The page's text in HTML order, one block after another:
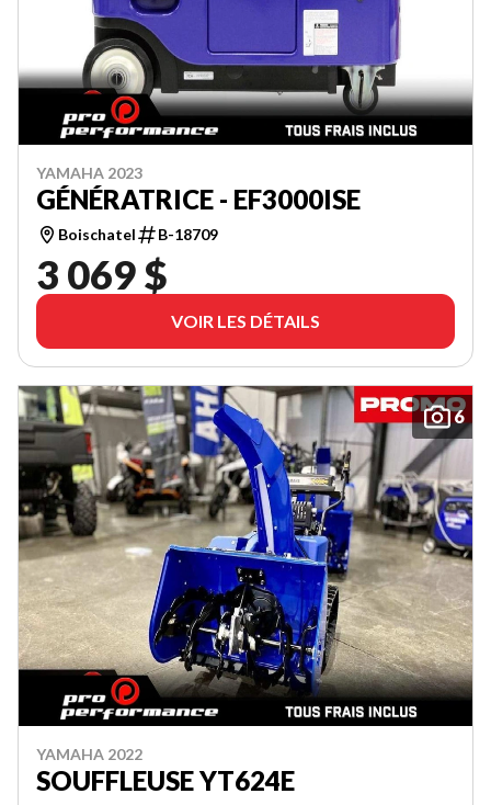
YAMAHA 2023
GÉNÉRATRICE - EF3000ISE
Boischatel B-18709
3 069 $
VOIR LES DÉTAILS
6
YAMAHA 2022
SOUFFLEUSE YT624E